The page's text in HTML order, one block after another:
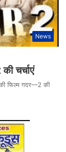
News
चर्चाएं
फिल्म गदर—2 की